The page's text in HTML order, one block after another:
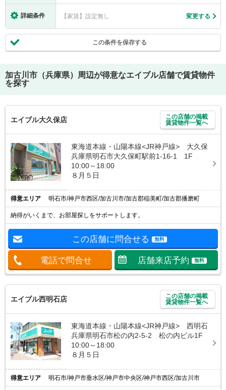
詳細条件 【家賃】設定無し 変更する
この条件を保存する
加古川市（兵庫県）
周辺が得意なエイブル店舗で賃貸物件
を探す
エイブル大久保店
この店舗の掲載
賃貸物件一覧へ
東海道本線・山陽本線<JR神戸線> 大久保
兵庫県明石市大久保町駅前1-16-1 1F
10:00～18:00
８月５日
得意エリア 明石市/神戸市西区/加古川市/加古郡稲美町/加古郡播磨町
納得がいくまで、お部屋探しをサポートします。
この店舗に問合せる 無料
電話で問合せ 店舗来店予約 無料
エイブル西明石店
この店舗の掲載
賃貸物件一覧へ
東海道本線・山陽本線<JR神戸線> 西明石
兵庫県明石市松の内2-5-2 松の内ビル1F
10:00～18:00
８月５日
得意エリア 明石市/神戸市垂水区/神戸市中央区/神戸市西区/加古川市